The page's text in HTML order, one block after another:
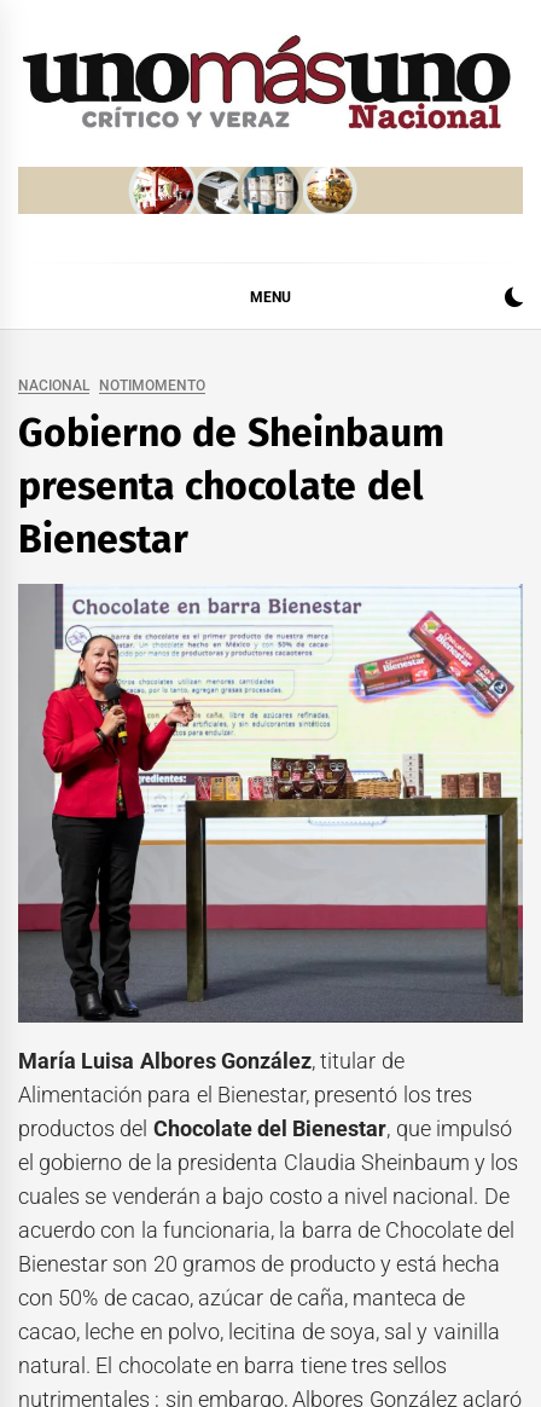
MENU
NACIONAL NOTIMOMENTO
Gobierno de Sheinbaum
presenta chocolate del
Bienestar
María Luisa Albores González, titular de
Alimentación para el Bienestar, presentó los tres
productos del Chocolate del Bienestar, que impulsó
el gobierno de la presidenta Claudia Sheinbaum y los
cuales se venderán a bajo costo a nivel nacional. De
acuerdo con la funcionaria, la barra de Chocolate del
Bienestar son 20 gramos de producto y está hecha
con 50% de cacao, azúcar de caña, manteca de
cacao, leche en polvo, lecitina de soya, sal y vainilla
natural. El chocolate en barra tiene tres sellos
nutrimentales ; sin embargo, Albores González aclaró